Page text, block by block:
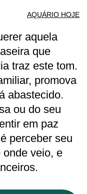
AQUÁRIO HOJE
OUTRO
aquela
que
traz este tom.
promova
abastecido.
ou do seu
em paz
perceber seu
veio, e